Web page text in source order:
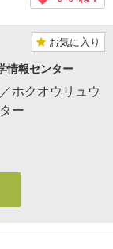
お気に入り
情報センター
ホクオウリュウ
ー